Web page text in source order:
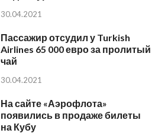
30.04.2021
Пассажир отсудил у Turkish
Airlines 65 000 евро за пролитый
чай
30.04.2021
На сайте «Аэрофлота»
появились в продаже билеты
на Кубу